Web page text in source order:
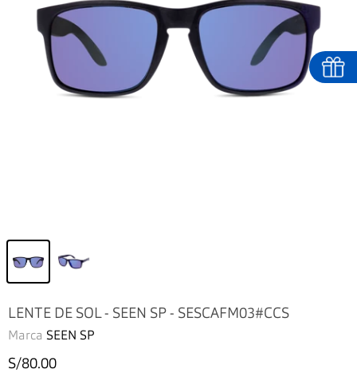
LENTE DE SOL - SEEN SP - SESCAFM03#CCS
Marca SEEN SP
S/80.00